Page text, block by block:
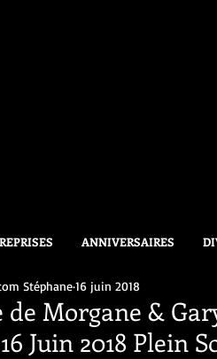
ANNIVERSAIRES
Morgane &
Juin 2018 Plein
Stéphane16 juin 2018